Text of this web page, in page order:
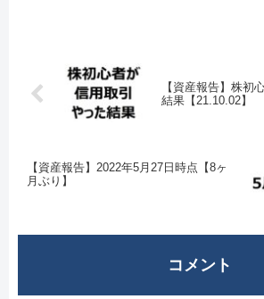
【資産報告】株初
結果【21.10.02】
【資産報告】2022年5月27日時点【8ヶ
月ぶり】
コメント